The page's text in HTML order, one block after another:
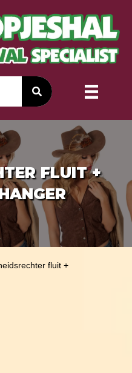
FLUIT +
fluit +